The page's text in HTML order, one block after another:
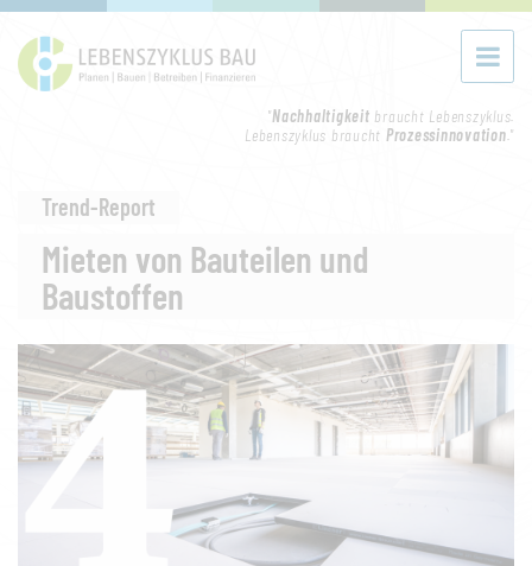
"Nachhaltigkeit braucht Lebenszyklus.
Lebenszyklus braucht Prozessinnovation."
Trend-Report
Mieten von Bauteilen und
Baustoffen